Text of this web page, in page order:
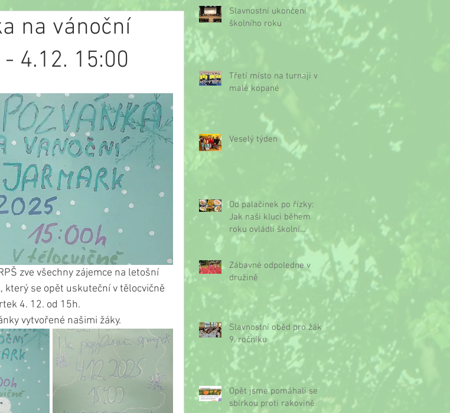
na vánoční
4.12. 15:00
zve všechny zájemce na letošní
který se opět uskuteční v tělocvičně
4. 12. od 15h.
vytvořené našimi žáky.
Slavnostní ukončení
školního roku
Třetí místo na turnaji v
malé kopané
Veselý týden
Od palačinek po řízky:
Jak naši kluci během
roku ovládli školní
kuchyňku
Zábavné odpoledne v
družině
Slavnostní oběd pro žáky
9. ročníku
Opět jsme pomáhali se
sbírkou proti rakovině